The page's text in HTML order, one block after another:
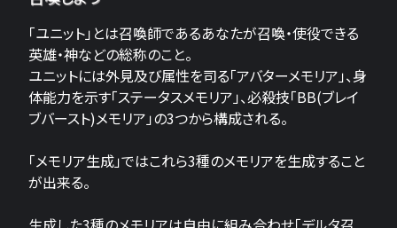
「ユニット」とは召喚師であるあなたが召喚・使役できる
英雄・神などの総称のこと。
ユニットには外見及び属性を司る「アバターメモリア」、身
体能力を示す「ステータスメモリア」、必殺技「BB(ブレイ
ブバースト)メモリア」の3つから構成される。
「メモリア生成」ではこれら3種のメモリアを生成すること
が出来る。